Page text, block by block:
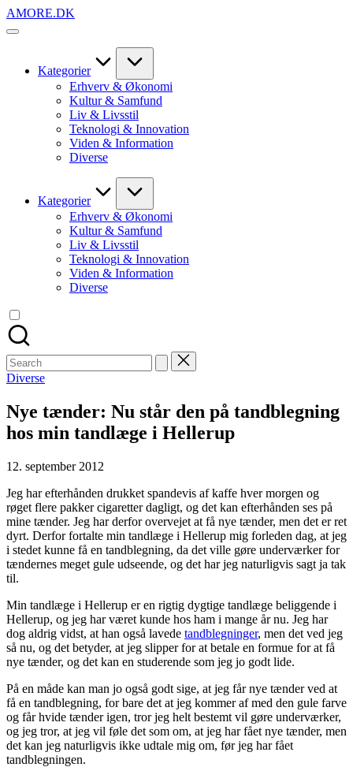
Skip
to
AMORE.DK
For
Kategorier
Erhverv & Økonomi
Kultur & Samfund
Liv & Livsstil
Teknologi & Innovation
Viden & Information
Diverse
Kategorier
Erhverv & Økonomi
Kultur & Samfund
Liv & Livsstil
Teknologi & Innovation
Viden & Information
Diverse
Search
for:
Posted
Diverse
Nye tænder: Nu står den på tandblegning
hos min tandlæge i Hellerup
12. september 2012
Jeg har efterhånden drukket spandevis af kaffe hver morgen og
røget flere pakker cigaretter dagligt, og det kan efterhånden ses på
mine tænder. Jeg har derfor overvejet at få nye tænder, men det er ret
dyrt. Derfor fortalte min tandlæge i Hellerup mig forleden dag, at jeg
i stedet kunne få en tandblegning, da det ville gøre underværker for
tændernes meget gule udseende, og det har jeg naturligvis sagt ja tak
til.
Min tandlæge i Hellerup er en rigtig dygtige tandlæge beliggende i
Hellerup, og jeg har været kunde hos ham i mange år nu. Jeg har
dog aldrig vidst, at han også lavede tandblegninger, men det ved jeg
så nu, og det betyder, at jeg slipper for at betale en formue for at få
nye tænder, og det kan en studerende som jeg jo godt lide.
På en måde kan man jo også godt sige, at jeg får nye tænder ved at
få en tandblegning, for bare det at jeg kommer af med den gule farve
og får hvide tænder igen, tror jeg helt bestemt vil gøre underværker,
og jeg tror, at jeg vil føle det som om, at jeg har fået nye tænder, men
det kan jeg naturligvis ikke udtale mig om, før jeg har fået
tandblegningen.